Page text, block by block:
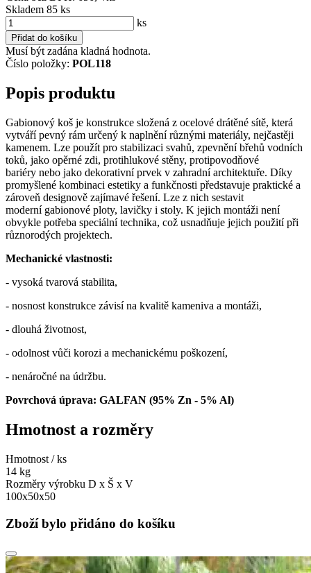
Skladem 85 ks
ks
Přidat do košíku
Musí být zadána kladná hodnota.
Číslo položky: POL118
Popis produktu
Gabionový koš je konstrukce složená z ocelové drátěné sítě, která
vytváří pevný rám určený k naplnění různými materiály, nejčastěji
kamenem. Lze použít pro stabilizaci svahů, zpevnění břehů vodních
toků, jako opěrné zdi, protihlukové stěny, protipovodňové
bariéry nebo jako dekorativní prvek v zahradní architektuře. Díky
promyšlené kombinaci estetiky a funkčnosti představuje praktické a
zároveň designově zajímavé řešení. Lze z nich sestavit
moderní gabionové ploty, lavičky i stoly. K jejich montáži není
obvykle potřeba speciální technika, což usnadňuje jejich použití při
různorodých projektech.
Mechanické vlastnosti:
- vysoká tvarová stabilita,
- nosnost konstrukce závisí na kvalitě kameniva a montáži,
- dlouhá životnost,
- odolnost vůči korozi a mechanickému poškození,
- nenáročné na údržbu.
Povrchová úprava: GALFAN (95% Zn - 5% Al)
Hmotnost a rozměry
Hmotnost / ks
14 kg
Rozměry výrobku D x Š x V
100x50x50
Zboží bylo přidáno do košíku